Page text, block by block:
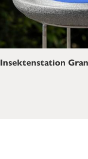
Insektenstation